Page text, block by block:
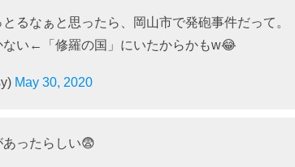
るなぁと思ったら、岡山市で発砲事件だって。
ない←「修羅の国」にいたからかもw😂
May 30, 2020
ったらしい😨